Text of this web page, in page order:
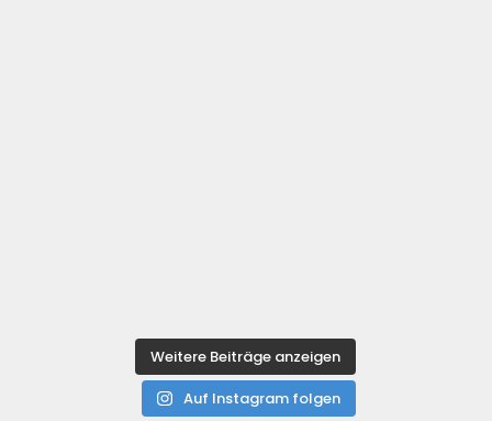
Weitere Beiträge anzeigen
Auf Instagram folgen